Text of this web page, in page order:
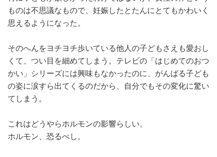
ものは不思議なもので、妊娠したとたんにとてもかわいく
思えるようになった。
そのへんをヨチヨチ歩いている他人の子どもさえも愛おし
くて、つい目を細めてしまう。テレビの「はじめてのおつ
かい」シリーズには興味もなかったのに、がんばる子ども
の姿に涙すら出てくるのだから、自分でもその変化に驚い
てしまう。
これはどうやらホルモンの影響らしい。
ホルモン、恐るべし。